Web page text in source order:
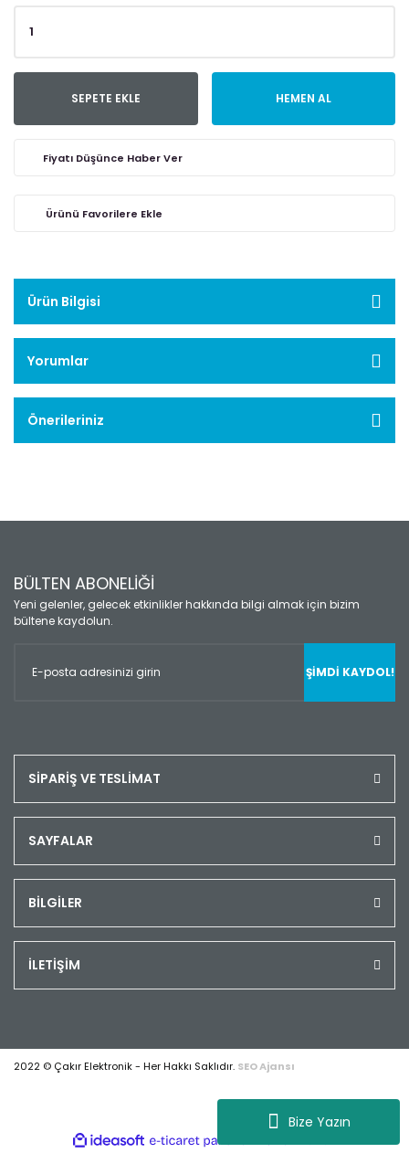
Bize Yazın
SEPETE EKLE HEMEN AL
Fiyatı Düşünce Haber Ver
Ürün Bilgisi
Yorumlar
Önerileriniz
BÜLTEN ABONELİĞİ
Yeni gelenler, gelecek etkinlikler hakkında bilgi almak için bizim
bültene kaydolun.
ŞİMDİ KAYDOL!
SİPARİŞ VE TESLİMAT
SAYFALAR
BİLGİLER
İLETİŞİM
2022 © Çakır Elektronik - Her Hakkı Saklıdır. SEO Ajansı
ideasoft